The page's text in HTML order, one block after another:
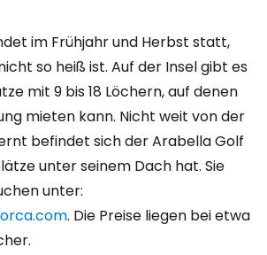
im Frühjahr und Herbst statt,
so heiß ist. Auf der Insel gibt es
mit 9 bis 18 Löchern, auf denen
mieten kann. Nicht weit von der
befindet sich der Arabella Golf
unter seinem Dach hat. Sie
unter:
. Die Preise liegen bei etwa